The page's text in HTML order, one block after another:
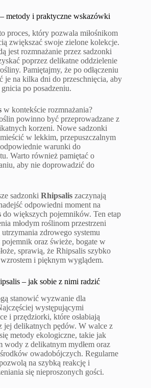
metody i praktyczne wskazówki
proces, który pozwala miłośnikom
zwiększać swoje zielone kolekcje.
jest rozmnażanie przez sadzonki
poprzez delikatne oddzielenie
Pamiętajmy, że po odłączeniu
je na kilka dni do przeschnięcia, aby
po posadzeniu.
w kontekście rozmnażania?
powinno być przeprowadzane z
korzeni. Nowe sadzonki
w lekkim, przepuszczalnym
warunki do
Warto również pamiętać o
aby nie doprowadzić do
sadzonki Rhipsalis zaczynają
odpowiedni moment na
do większych pojemników. Ten etap
młodym roślinom przestrzeni
zdrowego systemu
oraz świeże, bogate w
sprawią, że Rhipsalis szybko
i pięknym wyglądem.
– jak sobie z nimi radzić
stanowić wyzwanie dla
występującymi
i przędziorki, które osłabiają
jej delikatnych pędów. W walce z
metody ekologiczne, takie jak
wody z delikatnym mydłem oraz
owadobójczych. Regularne
na szybką reakcję i
się nieproszonych gości.